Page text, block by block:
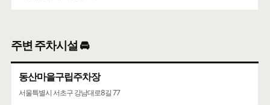
주변 주차시설 🚘
동산마을구립주차장
서울특별시 서초구 강남대로8길 77